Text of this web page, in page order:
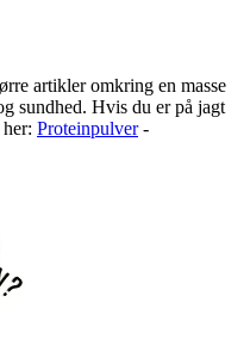
artikler omkring en masse
sundhed. Hvis du er på jagt
Proteinpulver-